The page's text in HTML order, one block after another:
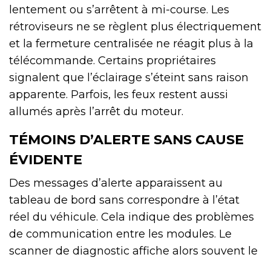
lentement ou s’arrêtent à mi-course. Les
rétroviseurs ne se règlent plus électriquement
et la fermeture centralisée ne réagit plus à la
télécommande. Certains propriétaires
signalent que l’éclairage s’éteint sans raison
apparente. Parfois, les feux restent aussi
allumés après l’arrêt du moteur.
TÉMOINS D’ALERTE SANS CAUSE
ÉVIDENTE
Des messages d’alerte apparaissent au
tableau de bord sans correspondre à l’état
réel du véhicule. Cela indique des problèmes
de communication entre les modules. Le
scanner de diagnostic affiche alors souvent le